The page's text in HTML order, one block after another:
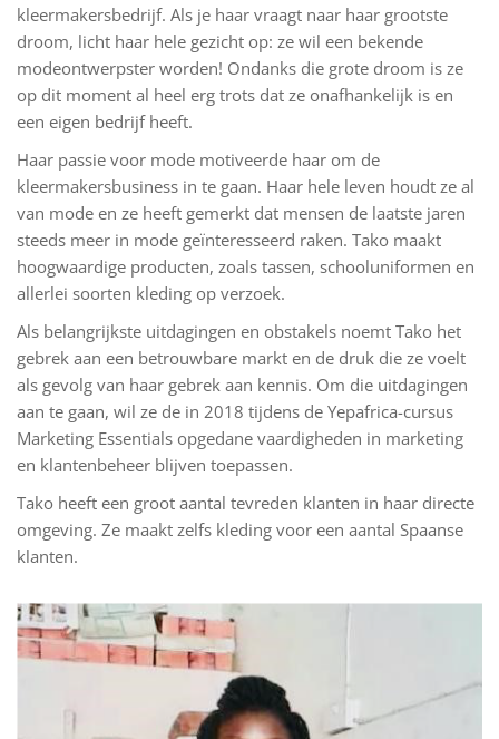
kleermakersbedrijf. Als je haar vraagt naar haar grootste
droom, licht haar hele gezicht op: ze wil een bekende
modeontwerpster worden! Ondanks die grote droom is ze
op dit moment al heel erg trots dat ze onafhankelijk is en
een eigen bedrijf heeft.
Haar passie voor mode motiveerde haar om de
kleermakersbusiness in te gaan. Haar hele leven houdt ze al
van mode en ze heeft gemerkt dat mensen de laatste jaren
steeds meer in mode geïnteresseerd raken. Tako maakt
hoogwaardige producten, zoals tassen, schooluniformen en
allerlei soorten kleding op verzoek.
Als belangrijkste uitdagingen en obstakels noemt Tako het
gebrek aan een betrouwbare markt en de druk die ze voelt
als gevolg van haar gebrek aan kennis. Om die uitdagingen
aan te gaan, wil ze de in 2018 tijdens de Yepafrica-cursus
Marketing Essentials opgedane vaardigheden in marketing
en klantenbeheer blijven toepassen.
Tako heeft een groot aantal tevreden klanten in haar directe
omgeving. Ze maakt zelfs kleding voor een aantal Spaanse
klanten.